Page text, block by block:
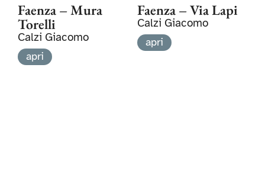
Faenza – Mura
Torelli
Calzi Giacomo
apri
Faenza – Via Lapi
Calzi Giacomo
apri